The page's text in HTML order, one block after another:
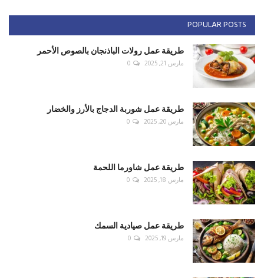
POPULAR POSTS
طريقة عمل رولات الباذنجان بالصوص الأحمر
مارس 21, 2025 0
طريقة عمل شوربة الدجاج بالأرز والخضار
مارس 20, 2025 0
طريقة عمل شاورما اللحمة
مارس 18, 2025 0
طريقة عمل صيادية السمك
مارس 19, 2025 0